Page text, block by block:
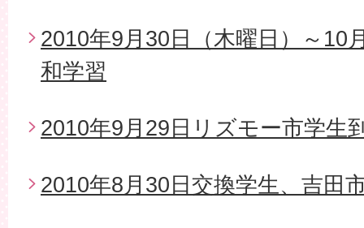
2010年9月30日（木曜日）～10
和学習
2010年9月29日リズモー市学生
2010年8月30日交換学生、吉田